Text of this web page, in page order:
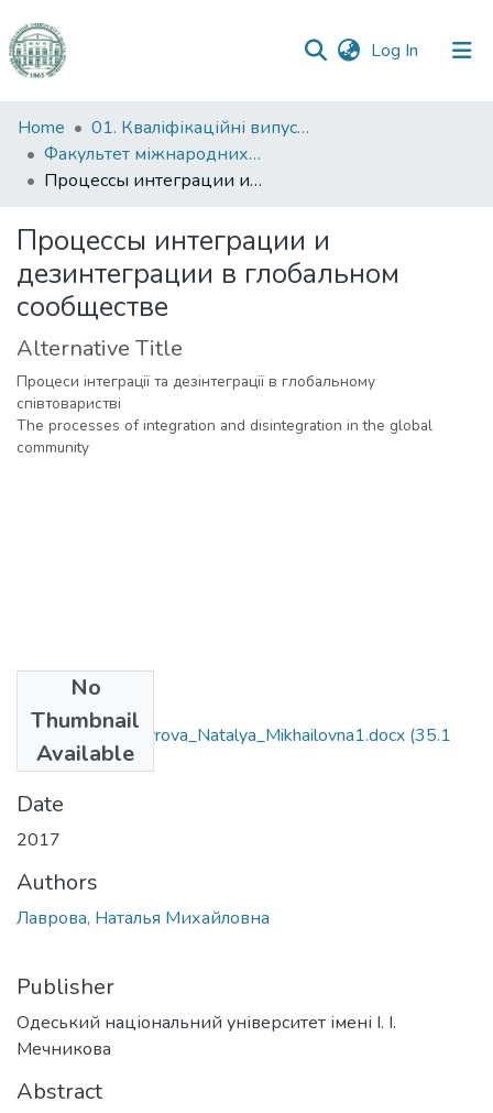
Log In (current)
Communities
&
Collections
Statistics
Home
01. Кваліфікаційні випускні роботи здобувачів вищої освіти
Факультет міжнародних відносин, політології та соціології
Процессы интеграции и дезинтеграции в глобальном сообществе
Процессы интеграции и
дезинтеграции в глобальном
сообществе
Alternative Title
Процеси інтеграції та дезінтеграції в глобальному
співтоваристві
The processes of integration and disintegration in the global
community
No
Thumbnail
Available
8.03010401_Lavrova_Natalya_Mikhailovna1.docx (35.1
KB)
Date
2017
Authors
Лаврова, Наталья Михайловна
Publisher
Одеський національний університет імені І. І.
Мечникова
Abstract